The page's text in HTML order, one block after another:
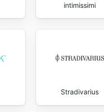
intimissimi
Stradivarius